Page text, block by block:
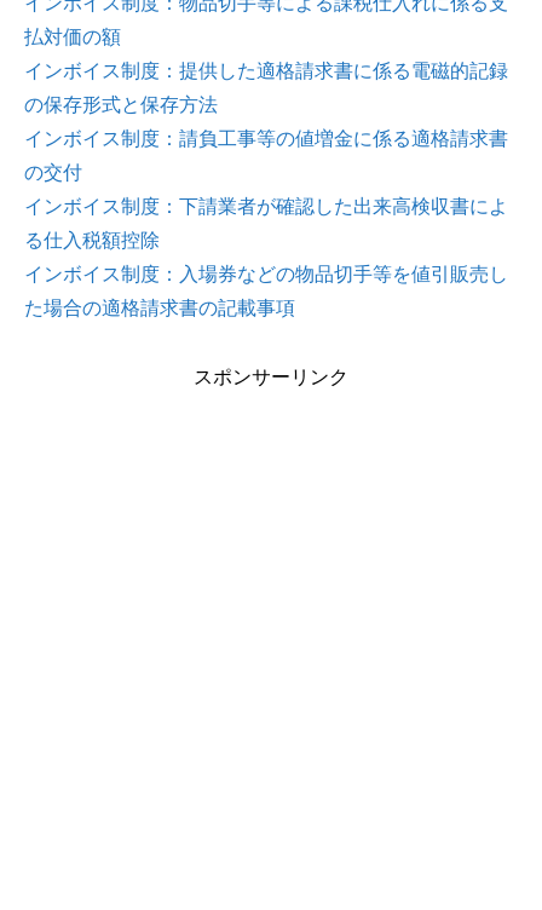
払対価の額
インボイス制度：提供した適格請求書に係る電磁的記録
の保存形式と保存方法
インボイス制度：請負工事等の値増金に係る適格請求書
の交付
インボイス制度：下請業者が確認した出来高検収書によ
る仕入税額控除
インボイス制度：入場券などの物品切手等を値引販売し
た場合の適格請求書の記載事項
スポンサーリンク